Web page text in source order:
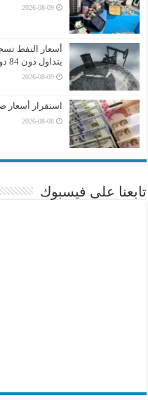
2026-08-09
أسعار النفط
يتداول دون 84 دولاراً
2026-08-09
استقرار أسعار
2026-08-08
تابعنا على فيسبوك